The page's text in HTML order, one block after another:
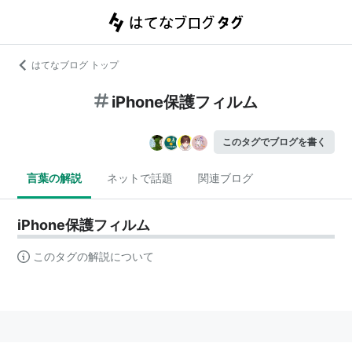
はてなブログ トップ
iPhone保護フィルム
このタグでブログを書く
言葉の解説 ネットで話題 関連ブログ
iPhone保護フィルム
このタグの解説について